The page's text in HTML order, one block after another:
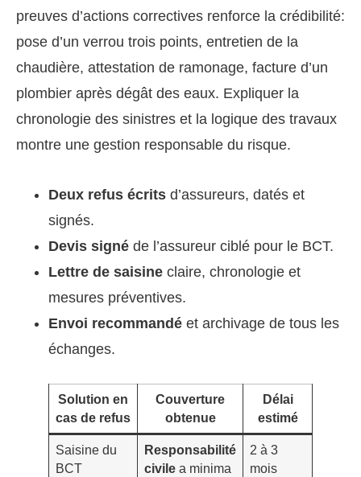
preuves d’actions correctives renforce la crédibilité:
pose d’un verrou trois points, entretien de la
chaudière, attestation de ramonage, facture d’un
plombier après dégât des eaux. Expliquer la
chronologie des sinistres et la logique des travaux
montre une gestion responsable du risque.
Deux refus écrits d’assureurs, datés et
signés.
Devis signé de l’assureur ciblé pour le BCT.
Lettre de saisine claire, chronologie et
mesures préventives.
Envoi recommandé et archivage de tous les
échanges.
Solution en
cas de refus
Couverture
obtenue
Délai
estimé
Saisine du
BCT
Responsabilité
civilea minima
2 à 3
mois